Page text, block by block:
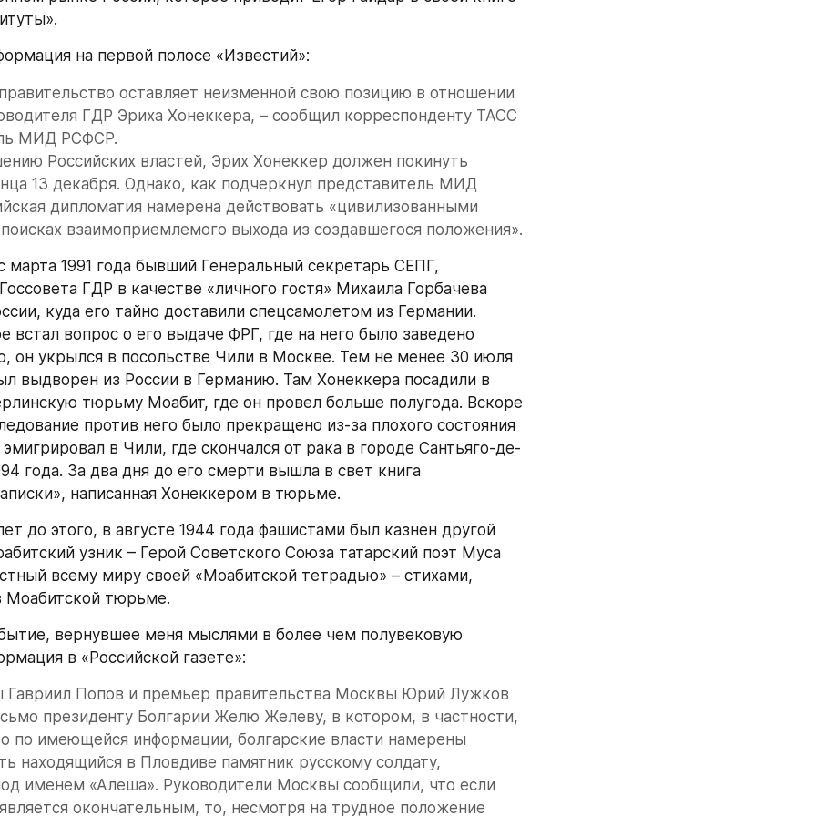
на первой полосе «Известий»:
оставляет неизменной свою позицию в отношении
ГДР Эриха Хонеккера, – сообщил корреспонденту ТАСС
МИД РСФСР.
Российских властей, Эрих Хонеккер должен покинуть
13 декабря. Однако, как подчеркнул представитель МИД
дипломатия намерена действовать «цивилизованными
взаимоприемлемого выхода из создавшегося положения».
марта 1991 года бывший Генеральный секретарь СЕПГ,
ГДР в качестве «личного гостя» Михаила Горбачева
куда его тайно доставили спецсамолетом из Германии.
встал вопрос о его выдаче ФРГ, где на него было заведено
он укрылся в посольстве Чили в Москве. Тем не менее 30 июля
выдворен из России в Германию. Там Хонеккера посадили в
тюрьму Моабит, где он провел больше полугода. Вскоре
против него было прекращено из-за плохого состояния
в Чили, где скончался от рака в городе Сантьяго-де-
года. За два дня до его смерти вышла в свет книга
написанная Хонеккером в тюрьме.
до этого, в августе 1944 года фашистами был казнен другой
узник – Герой Советского Союза татарский поэт Муса
всему миру своей «Моабитской тетрадью» – стихами,
Моабитской тюрьме.
вернувшее меня мыслями в более чем полувековую
в «Российской газете»:
Попов и премьер правительства Москвы Юрий Лужков
президенту Болгарии Желю Желеву, в котором, в частности,
по имеющейся информации, болгарские власти намерены
находящийся в Пловдиве памятник русскому солдату,
именем «Алеша». Руководители Москвы сообщили, что если
окончательным, то, несмотря на трудное положение